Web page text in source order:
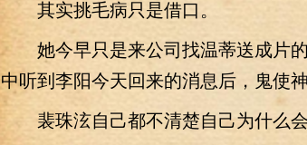
其实挑毛病只是借口。
她今早只是来公司找温蒂送成片的
中听到李阳今天回来的消息后，鬼使
裴珠泫自己都不清楚自己为什么会